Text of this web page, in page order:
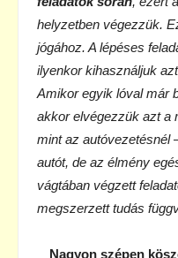
helyzetben végezzük.
jógához. A lépéses
ilyenkor kihasználjuk
Amikor egyik lóval már
akkor elvégezzük azt a
mint az autóvezetésnél
autót, de az élmény
vágtában végzett
megszerzett tudás
Nagyon szépen